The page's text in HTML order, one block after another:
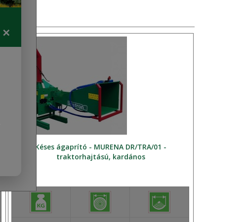
Késes ágaprító - MURENA DR/TRA/01 -
traktorhajtású, kardános
✕